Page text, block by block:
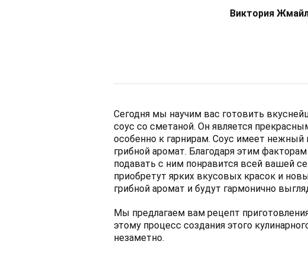
Виктория
Сегодня мы научим вас готовить
соус со сметаной. Он является
особенно к гарнирам. Соус имеет нежный
грибной аромат. Благодаря этим
подавать с ним понравится всей вашей
приобретут ярких вкусовых красок и
грибной аромат и будут гармонично
Мы предлагаем вам рецепт
этому процесс создания этого
незаметно.